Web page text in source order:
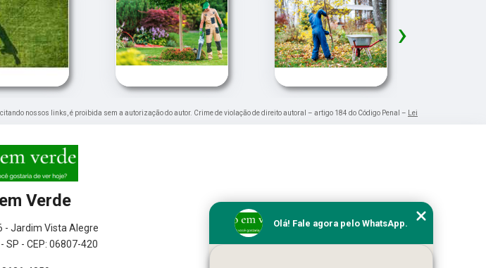
›
nossos links, é proibida sem a autorização do autor. Crime de violação de direito autoral – artigo 184 do Código Penal – Lei
Verde
- Jardim Vista Alegre
SP - CEP: 06807-420
Olá! Fale agora pelo WhatsApp.